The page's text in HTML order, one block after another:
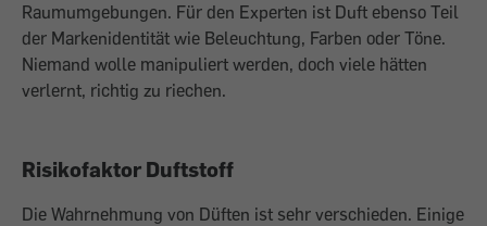
Raumumgebungen. Für den Experten ist Duft ebenso Teil
der Markenidentität wie Beleuchtung, Farben oder Töne.
Niemand wolle manipuliert werden, doch viele hätten
verlernt, richtig zu riechen.
Risikofaktor Duftstoff
Die Wahrnehmung von Düften ist sehr verschieden. Einige